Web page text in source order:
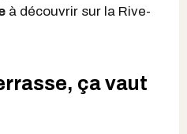
à découvrir sur la Rive-
ça vaut